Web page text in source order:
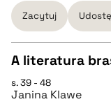
BIBTEX
pobierz cytat
Zacytuj
CZYSTY TEKST
A literatura
s. 39 - 48
Janina Klawe